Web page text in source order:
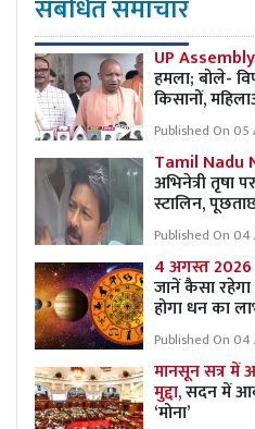
संबंधित समाचार
UP
हमला; बोले-
किसानों,
Published On 05
Tamil Nadu
अभिनेत्री तृषा
स्टालिन,
Published On
4 अगस्त
जानें कैसा
होगा धन का
Published On
मानसून सत्र में
मुद्दा,सदन में
‘मोना’